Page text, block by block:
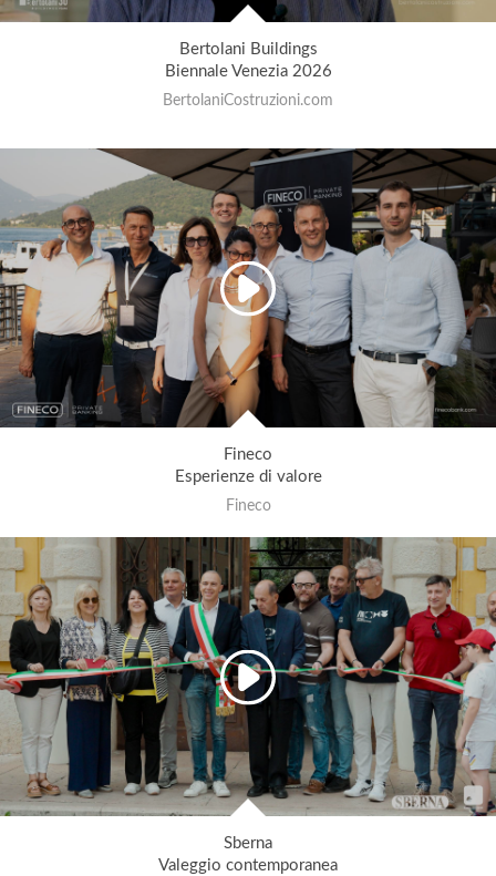
Bertolani Buildings
Biennale Venezia 2026
BertolaniCostruzioni.com
Fineco
Esperienze di valore
Fineco
Sberna
Valeggio contemporanea